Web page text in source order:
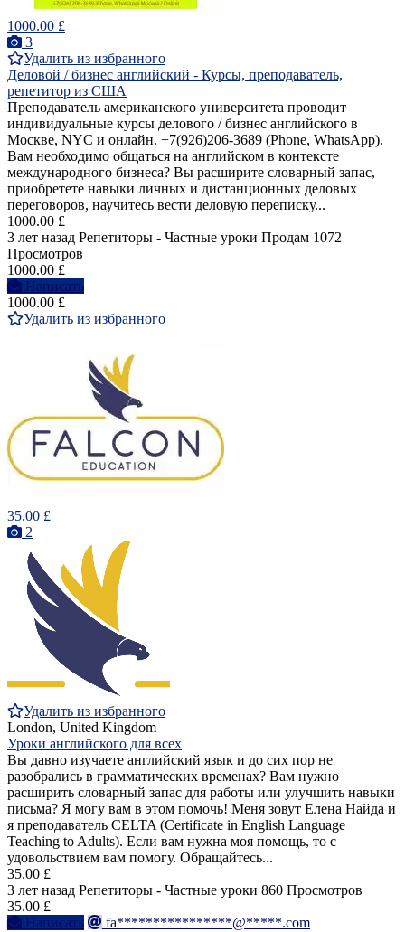
1000.00 £
3
Удалить из избранного
Деловой / бизнес английский - Курсы, преподаватель,
репетитор из США
Преподаватель американского университета проводит
индивидуальные курсы делового / бизнес английского в
Москве, NYC и онлайн. +7(926)206-3689 (Phone, WhatsApp).
Вам необходимо общаться на английском в контексте
международного бизнеса? Вы расширите словарный запас,
приобретете навыки личных и дистанционных деловых
переговоров, научитесь вести деловую переписку...
1000.00 £
3 лет назад Репетиторы - Частные уроки Продам 1072
Просмотров
1000.00 £
Написать
1000.00 £
Удалить из избранного
35.00 £
2
Удалить из избранного
London, United Kingdom
Уроки английского для всех
Вы давно изучаете английский язык и до сих пор не
разобрались в грамматических временах? Вам нужно
расширить словарный запас для работы или улучшить навыки
письма? Я могу вам в этом помочь! Меня зовут Елена Найда и
я преподаватель CELTA (Certificate in English Language
Teaching to Adults). Если вам нужна моя помощь, то с
удовольствием вам помогу. Обращайтесь...
35.00 £
3 лет назад Репетиторы - Частные уроки 860 Просмотров
35.00 £
Написать
fa****************@*****.com